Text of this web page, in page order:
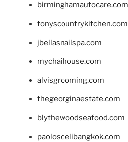
birminghamautocare.com
tonyscountrykitchen.com
jbellasnailspa.com
mychaihouse.com
alvisgrooming.com
thegeorginaestate.com
blythewoodseafood.com
paolosdelibangkok.com